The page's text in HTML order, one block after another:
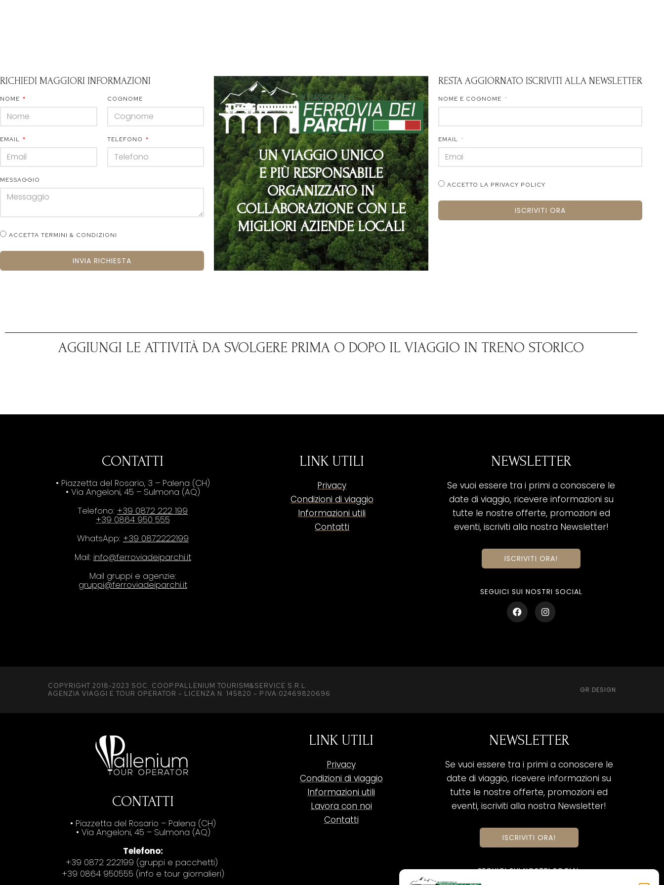
RICHIEDI MAGGIORI INFORMAZIONI
NOME COGNOME
EMAIL TELEFONO
MESSAGGIO
ACCETTA TERMINI & CONDIZIONI
INVIA RICHIESTA
UN VIAGGIO UNICO
E PIÙ RESPONSABILE
ORGANIZZATO IN
COLLABORAZIONE CON LE
MIGLIORI AZIENDE LOCALI
RESTA AGGIORNATO ISCRIVITI ALLA NEWSLETTER
NOME E COGNOME
EMAIL
ACCETTO LA PRIVACY POLICY
ISCRIVITI ORA
AGGIUNGI LE ATTIVITÀ DA SVOLGERE PRIMA O DOPO IL VIAGGIO IN TRENO STORICO
CONTATTI
• Piazzetta del Rosario, 3 – Palena (CH)
• Via Angeloni, 45 – Sulmona (AQ)
Telefono: +39 0872 222 199
+39 0864 950 555
WhatsApp: +39 0872222199
Mail: info@ferroviadeiparchi.it
Mail gruppi e agenzie:
gruppi@ferroviadeiparchi.it
LINK UTILI
Privacy
Condizioni di viaggio
Informazioni utili
Contatti
NEWSLETTER
Se vuoi essere tra i primi a conoscere le
date di viaggio, ricevere informazioni su
tutte le nostre offerte, promozioni ed
eventi, iscriviti alla nostra Newsletter!
ISCRIVITI ORA!
SEGUICI SUI NOSTRI SOCIAL
COPYRIGHT 2018-2023 SOC. COOP.PALLENIUM TOURISM&SERVICE S.R.L.
AGENZIA VIAGGI E TOUR OPERATOR – LICENZA N. 145820 – P.IVA:02469820696
GR.DESIGN
CONTATTI
• Piazzetta del Rosario – Palena (CH)
• Via Angeloni, 45 – Sulmona (AQ)
Telefono:
+39 0872 222199 (gruppi e pacchetti)
+39 0864 950555 (info e tour giornalieri)
LINK UTILI
Privacy
Condizioni di viaggio
Informazioni utili
Lavora con noi
Contatti
NEWSLETTER
Se vuoi essere tra i primi a conoscere le
date di viaggio, ricevere informazioni su
tutte le nostre offerte, promozioni ed
eventi, iscriviti alla nostra Newsletter!
ISCRIVITI ORA!
SEGUICI SUI NOSTRI SOCIAL